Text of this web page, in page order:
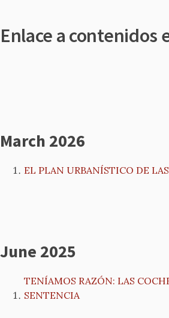
Enlace a contenidos
March 2026
EL PLAN URBANÍSTICO DE
June 2025
TENÍAMOS RAZÓN: LAS
SENTENCIA